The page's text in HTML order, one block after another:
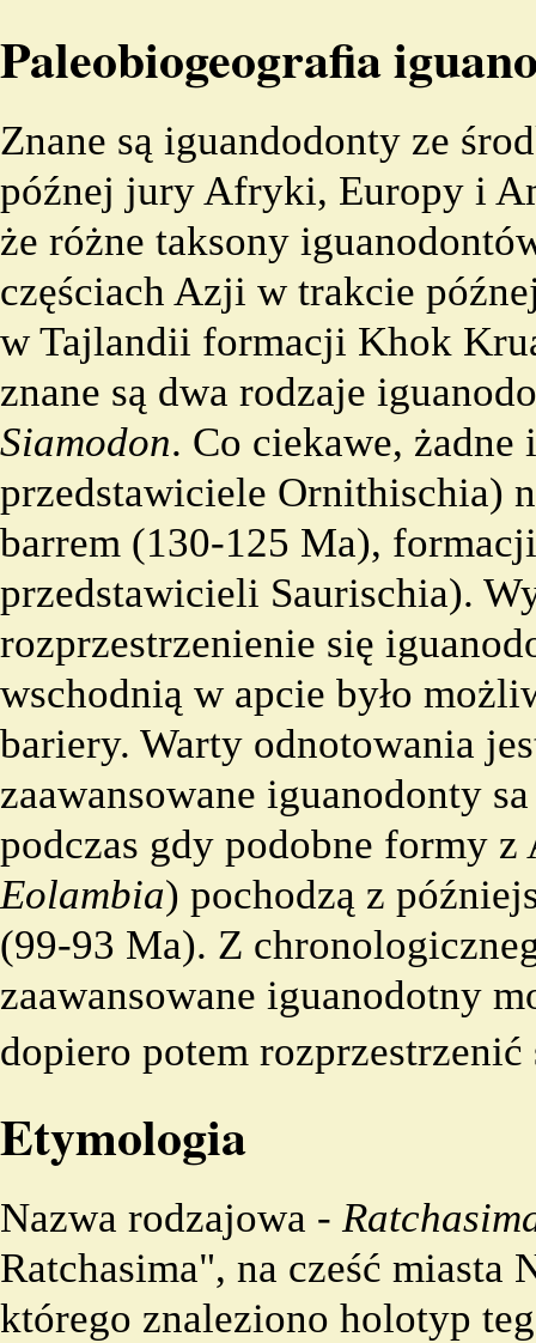
Paleobiogeografia
Znane są iguandodonty ze
późnej jury Afryki, Europy i
że różne taksony
częściach Azji w trakcie
w Tajlandii formacji Khok
znane są dwa rodzaje
Siamodon. Co ciekawe,
przedstawiciele Ornithischia)
barrem (130-125 Ma),
przedstawicieli Saurischia).
rozprzestrzenienie się
wschodnią w apcie było
bariery. Warty odnotowania
zaawansowane iguanodonty
podczas gdy podobne formy z
Eolambia) pochodzą z
(99-93 Ma). Z
zaawansowane iguanodotny
dopiero potem rozprzestrzenić
Etymologia
Nazwa rodzajowa -
Ratchasima", na cześć miasta
którego znaleziono holotyp